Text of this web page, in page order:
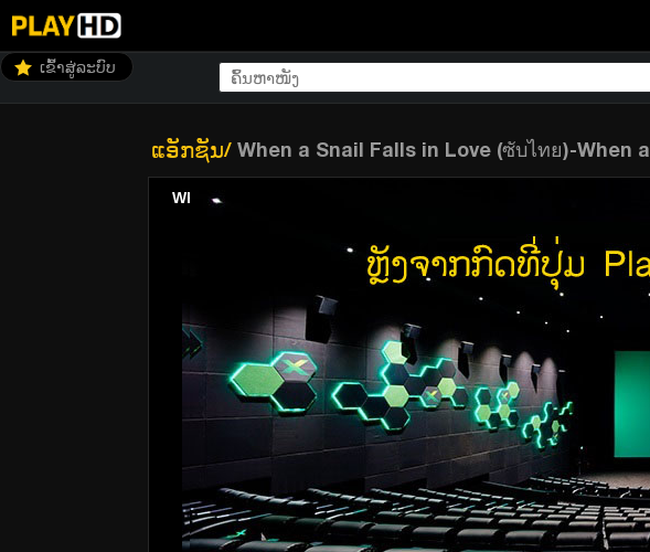
ເຂົ້າສູ່ລະບົບ
ແອັກຊັນ/When a Snail Falls in Love (ซับไทย)-When
When a Snail Falls in Love (ซับไทย)